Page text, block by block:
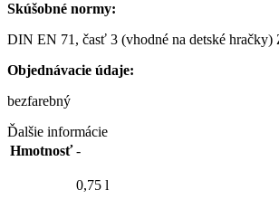
Skúšobné normy:
DIN EN 71, časť 3 (vhodné na detské hračky)
Objednávacie údaje:
bezfarebný
Ďalšie informácie
Hmotnosť -
0,75 l